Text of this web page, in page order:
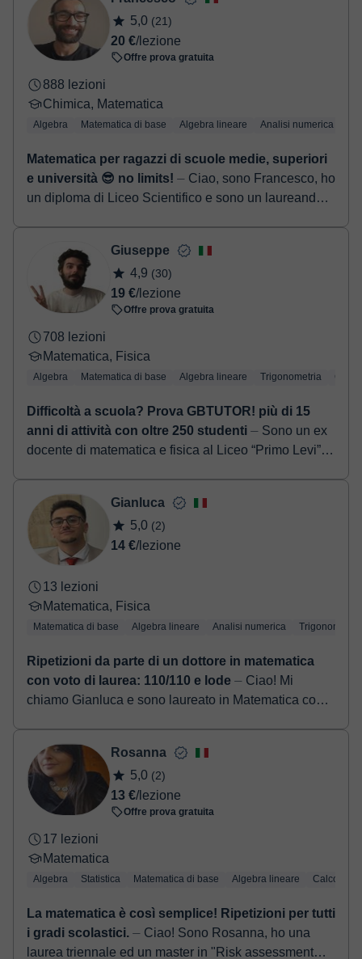
conferma della prenotazione.
5,0 (21)
20 €/lezione
Offre prova gratuita
888 lezioni
Chimica, Matematica
Algebra Matematica di base Algebra lineare Analisi numerica
Matematica per ragazzi di scuole medie, superiori
e università 😎 no limits! ⏤ Ciao, sono Francesco, ho
un diploma di Liceo Scientifico e sono un laureando
Giuseppe
4,9 (30)
19 €/lezione
Offre prova gratuita
708 lezioni
Matematica, Fisica
Algebra Matematica di base Algebra lineare Trigonometria
Difficoltà a scuola? Prova GBTUTOR! più di 15
anni di attività con oltre 250 studenti ⏤ Sono un ex
docente di matematica e fisica al Liceo “Primo Levi” a
Gianluca
5,0 (2)
14 €/lezione
13 lezioni
Matematica, Fisica
Matematica di base Algebra lineare Analisi numerica Trigonometria
Ripetizioni da parte di un dottore in matematica
con voto di laurea: 110/110 e lode ⏤ Ciao! Mi
chiamo Gianluca e sono laureato in Matematica con
Rosanna
5,0 (2)
13 €/lezione
Offre prova gratuita
17 lezioni
Matematica
Algebra Statistica Matematica di base Algebra lineare Calcolo
La matematica è così semplice! Ripetizioni per tutti
i gradi scolastici. ⏤ Ciao! Sono Rosanna, ho una
laurea triennale ed un master in "Risk assessment